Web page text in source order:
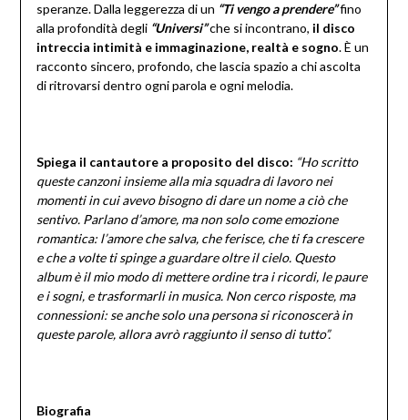
speranze. Dalla leggerezza di un “Ti vengo a prendere”fino
alla profondità degli “Universi”che si incontrano, il disco
intreccia intimità e immaginazione, realtà e sogno. È un
racconto sincero, profondo, che lascia spazio a chi ascolta
di ritrovarsi dentro ogni parola e ogni melodia.
Spiega il cantautore a proposito del disco: “Ho scritto
queste canzoni insieme alla mia squadra di lavoro nei
momenti in cui avevo bisogno di dare un nome a ciò che
sentivo. Parlano d’amore, ma non solo come emozione
romantica: l’amore che salva, che ferisce, che ti fa crescere
e che a volte ti spinge a guardare oltre il cielo. Questo
album è il mio modo di mettere ordine tra i ricordi, le paure
e i sogni, e trasformarli in musica. Non cerco risposte, ma
connessioni: se anche solo una persona si riconoscerà in
queste parole, allora avrò raggiunto il senso di tutto”.
Biografia